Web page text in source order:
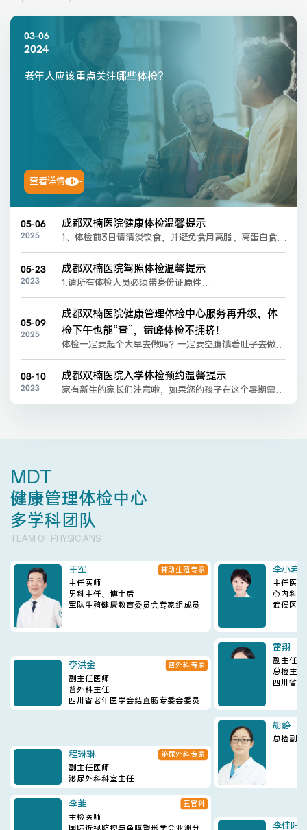
院内新闻
公益事业
科研介绍 科研动态
通知公告
医联体介绍
成员单位
招聘职位
03-06
2024
老年人应该重点关注哪些体检？
查看详情
05-06
2025
成都双楠医院健康体检温馨提示
1、体检前3日请清淡饮食，并避免食用高脂、高蛋白食
物，不饮酒，不吃对肝肾功能有损害的药物；
2、体检前日晚上10:00以后禁食、禁水，保持充足睡
眠；
3、请于体检日早上7:30-10:00之间，携带本人有效身
份证件到达体检中心一楼前台办理体检；
4、体检当日早上需禁食、禁饮，空腹血检项目尽量在10:
00前完成，最晚不超过 10:30；
05-23
2023
成都双楠医院驾照体检温馨提示
1.请所有体检人员必须带身份证原件
2.体检者本人有视力问题的请自行佩戴眼镜（C照要求单
眼视力4.9，AB照5.0） ，医院不另外提供眼镜。
05-09
2025
成都双楠医院健康管理体检中心服务再升级，体
检下午也能“查”，错峰体检不拥挤！
体检一定要起个大早去做吗？一定要空腹饿着肚子去做
吗？No！不是所有体检都要早上做！体检也可以下午错
峰检查！为满足市民朋友多样化体检需求，成都双楠医院
健康管理体检中心在上午常规体检的基础上，推出“健康
下午查”的新模式，无需早起、无需空腹、专项专检，有
效缩短候诊检查时间，为您提供更快、更便捷、更丰富的
08-10
2023
成都双楠医院入学体检预约温馨提示
家有新生的家长们注意啦，如果您的孩子在这个暑期需要
做入学体检，有些事项需要提前了解清楚。成都双楠医院
MDT
健康管理体检中心
多学科团队
TEAM OF PHYSICIANS
王军
主任医师
男科主任、博士后
军队生殖健康教育委员会专家组成员
辅助生殖专家 李小岩
主任医师
心内科
武侯区
李洪金
副主任医师
普外科主任
四川省老年医学会结直肠专委会委员
普外科专家
雷翔
副主任
总检主任
四川省
泌尿外科科室主任
胡静
总检副
李菲
主检医师
五官科
主检医师